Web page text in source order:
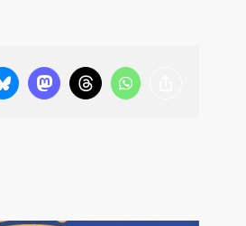
BlueskyMastodonThreadsWhatsApp